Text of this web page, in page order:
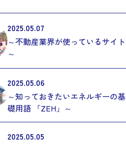
2025.05.07
～不動産業界が使っているサイト
～
2025.05.06
～知っておきたいエネルギーの基
礎用語 「ZEH」～
2025.05.05